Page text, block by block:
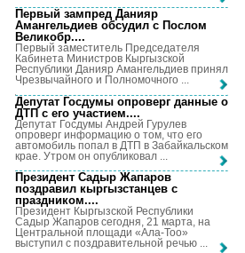
Первый зампред Данияр
Амангельдиев обсудил с Послом
Великобр....
Первый заместитель Председателя
Кабинета Министров Кыргызской
Республики Данияр Амангельдиев принял
Чрезвычайного и Полномочного ...
Депутат Госдумы опроверг данные о
ДТП с его участием....
Депутат Госдумы Андрей Гурулев
опроверг информацию о том, что его
автомобиль попал в ДТП в Забайкальском
крае. Утром он опубликовал ...
Президент Садыр Жапаров
поздравил кыргызстанцев с
праздником....
Президент Кыргызской Республики
Садыр Жапаров сегодня, 21 марта, на
Центральной площади «Ала-Тоо»
выступил с поздравительной речью ...